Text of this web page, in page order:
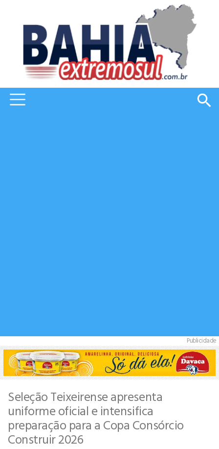
Publicidade
Seleção Teixeirense apresenta
uniforme oficial e intensifica
preparação para a Copa Consórcio
Construir 2026